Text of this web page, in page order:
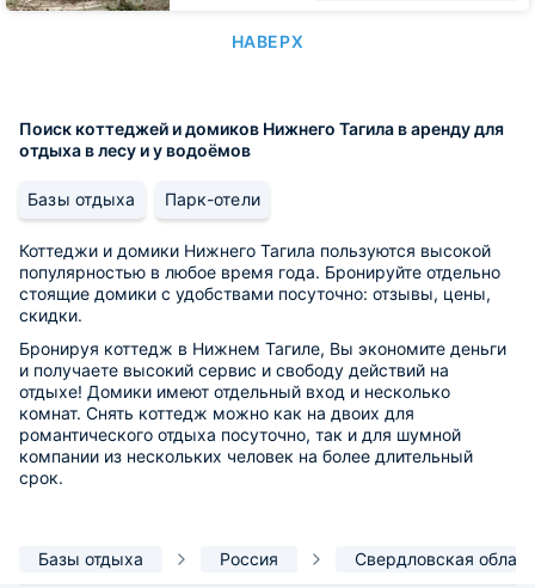
НАВЕРХ
Поиск коттеджей и домиков Нижнего Тагила в аренду для
отдыха в лесу и у водоёмов
Базы отдыха Парк-отели
Коттеджи и домики Нижнего Тагила пользуются высокой
популярностью в любое время года. Бронируйте отдельно
стоящие домики с удобствами посуточно: отзывы, цены,
скидки.
Бронируя коттедж в Нижнем Тагиле, Вы экономите деньги
и получаете высокий сервис и свободу действий на
отдыхе! Домики имеют отдельный вход и несколько
комнат. Снять коттедж можно как на двоих для
романтического отдыха посуточно, так и для шумной
компании из нескольких человек на более длительный
срок.
Базы отдыха Россия Свердловская